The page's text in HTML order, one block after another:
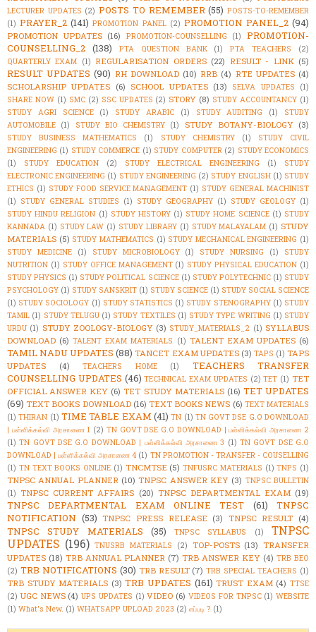
LECTURER UPDATES (2) POSTS TO REMEMBER (55) POSTS-TO-REMEMBER
(1) PRAYER_2 (141) PROMOTION PANEL (2) PROMOTION PANEL_2 (94)
PROMOTION UPDATES (16) PROMOTION-COUNSELLING (1)
PROMOTION-
COUNSELLING_2 (138) PTA QUESTION BANK (1) PTA TEACHERS
(2)
QUARTERLY EXAM (1) REGULARISATION ORDERS (22) RESULT - LINK (5)
RESULT UPDATES (90) RH DOWNLOAD (10) RRB (4) RTE UPDATES (4)
SCHOLARSHIP UPDATES (6) SCHOOL UPDATES (13) SELVA UPDATES
(1)
SHARE NOW (1) SMC (2) SSC UPDATES (2) STORY (8) STUDY ACCOUNTANCY (1)
STUDY AGRI SCIENCE
(1) STUDY ARABIC (1) STUDY AUDITING (1)
STUDY
AUTOMOBILE (1) STUDY BIO CHEMISTRY (1) STUDY BOTANY-BIOLOGY (3)
STUDY BUSINESS MATHEMATICS (1) STUDY CHEMISTRY (1)
STUDY CIVIL
ENGINEERING (1) STUDY COMMERCE (1) STUDY COMPUTER (2) STUDY ECONOMICS
(1)
STUDY EDUCATION (2) STUDY ELECTRICAL ENGINEERING (1)
STUDY
ELECTRONIC ENGINEERING (1) STUDY ENGINEERING (2) STUDY ENGLISH (1) STUDY
ETHICS (1) STUDY FOOD SERVICE MANAGEMENT (1) STUDY GENERAL MACHINIST
(1) STUDY GENERAL STUDIES (1) STUDY GEOGRAPHY (1) STUDY GEOLOGY (1)
STUDY HINDU RELIGION (1) STUDY HISTORY (1) STUDY HOME SCIENCE (1) STUDY
KANNADA (1) STUDY LAW (1) STUDY LIBRARY (1) STUDY MALAYALAM (1) STUDY
MATERIALS (5) STUDY MATHEMATICS (1) STUDY MECHANICAL ENGINEERING (1)
STUDY MEDICINE
(1) STUDY MICROBIOLOGY (1) STUDY NURSING (1)
STUDY
NUTRITION (1) STUDY OFFICE MANAGEMENT (1) STUDY PHYSICAL EDUCATION (1)
STUDY PHYSICS (1) STUDY POLITICAL SCIENCE (1) STUDY POLYTECHNIC (1) STUDY
PSYCHOLOGY (1) STUDY SANSKRIT (1) STUDY SCIENCE (1) STUDY SOCIAL SCIENCE
(1) STUDY SOCIOLOGY (1) STUDY STATISTICS (1) STUDY STENOGRAPHY (1) STUDY
TAMIL (1) STUDY TELUGU (1) STUDY TEXTILES (1) STUDY TYPE WRITING (1) STUDY
URDU (1) STUDY ZOOLOGY-BIOLOGY (3) STUDY_MATERIALS_2 (1) SYLLABUS
DOWNLOAD (6) TALENT EXAM MATERIALS (1) TALENT EXAM UPDATES (6)
TAMIL NADU UPDATES (88) TANCET EXAM UPDATES (3) TAPS (1) TAPS
UPDATES
(4) TEACHERS HOME (1)
TEACHERS TRANSFER
COUNSELLING UPDATES (46) TECHNICAL EXAM UPDATES (2) TET (1) TET
OFFICIAL ANSWER KEY (6) TET STUDY MATERIALS (16) TET UPDATES
(69) TEXT BOOKS DOWNLOAD (16) TEXT BOOKS NEWS (6) TEXT MATERIALS
(1) THIRAN (1) TIME TABLE EXAM (41) TN (1) TN GOVT DSE G.O DOWNLOAD
| பள்ளிக்கல்வி அரசாணை 1 (2) TN GOVT DSE G.O DOWNLOAD | பள்ளிக்கல்வி அரசாணை 2
(1) TN GOVT DSE G.O DOWNLOAD | பள்ளிக்கல்வி அரசாணை 3 (1) TN GOVT DSE G.O
DOWNLOAD | பள்ளிக்கல்வி அரசாணை 4 (1) TN PROMOTION - TRANSFER - COUSELLING
(1) TN TEXT BOOKS ONLINE (1) TNCMTSE (5) TNFUSRC MATERIALS (1) TNPS (1)
TNPSC ANNUAL PLANNER (10) TNPSC ANSWER KEY (3) TNPSC BULLETIN
(1) TNPSC CURRENT AFFAIRS (20) TNPSC DEPARTMENTAL EXAM (19)
TNPSC DEPARTMENTAL EXAM ONLINE TEST (61)
TNPSC
NOTIFICATION (53) TNPSC PRESS RELEASE (3) TNPSC RESULT (4)
TNPSC STUDY MATERIALS (35) TNPSC SYLLABUS (1)
TNPSC
UPDATES (196) TNUSRB MATERIALS (2) TOP-POSTS (13) TRANSFER
UPDATES (18) TRB ANNUAL PLANNER (7) TRB ANSWER KEY (4) TRB BEO
(2) TRB NOTIFICATIONS (30) TRB RESULT (7) TRB SPECIAL TEACHERS (1)
TRB STUDY MATERIALS (3) TRB UPDATES (161) TRUST EXAM (4) TTSE
(2) UGC NEWS (4) UPS UPDATES (1) VIDEO (6) VIDEOS FOR TNPSC (1) WEBSITE
(1) What's New. (1) WHATSAPP UPLOAD 2023 (2) எப்படி ? (1)